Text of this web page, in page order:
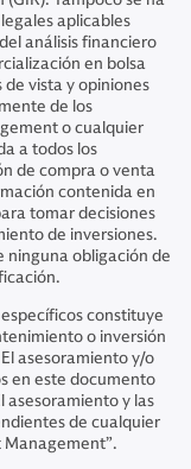
aplicables
análisis financiero
en bolsa
vista y opiniones
de los
o cualquier
a todos los
de compra o venta
contenida en
tomar decisiones
de inversiones.
ninguna obligación de
constituye
o inversión
asesoramiento y/o
en este documento
asesoramiento y las
de cualquier
Management”.